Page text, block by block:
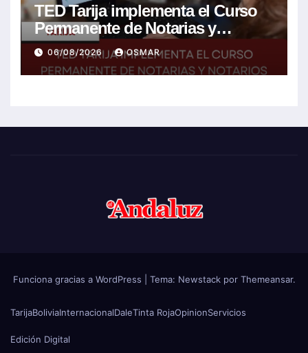
TED Tarija implementa el Curso
Permanente de Notarias y
Notarios Electorales 2026
06/08/2026 OSMAR
Funciona gracias a WordPress Tema: Newstackpor Themeansar.
TarijaBoliviaInternacionalDaleTinta RojaOpinionServicios
Edición Digital